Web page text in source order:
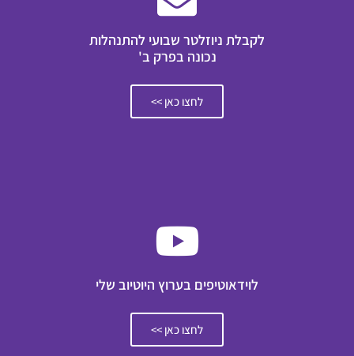
לקבלת ניוזלטר שבועי להתנהלות
נכונה בפרק ב'
לחצו כאן >>
לוידאוטיפים בערוץ היוטיוב שלי
לחצו כאן >>